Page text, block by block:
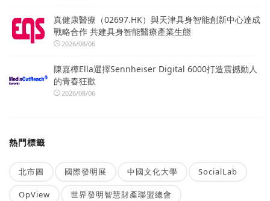
真健康醫療（02697.HK）與天津具身智能創新中心達成
戰略合作 共建具身智能醫療產業生態
2026/08/06
陳嘉樺Ella選擇Sennheiser Digital 6000打造震撼動人
的青春狂歡
2026/08/06
熱門標籤
北市圖 國際發明展 中國文化大學 SocialLab
OpView 世界發明智慧財產聯盟總會